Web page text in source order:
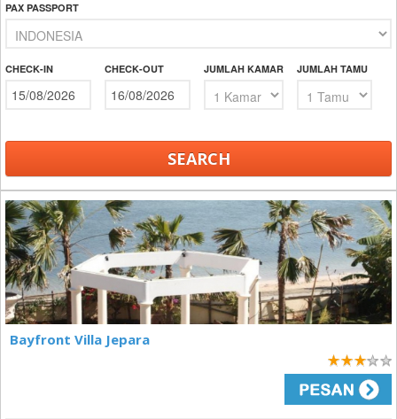
PAX PASSPORT
CHECK-IN CHECK-OUT JUMLAH KAMAR JUMLAH TAMU
Bayfront Villa Jepara
3